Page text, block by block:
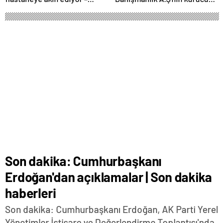
hakkında resen soruşturma